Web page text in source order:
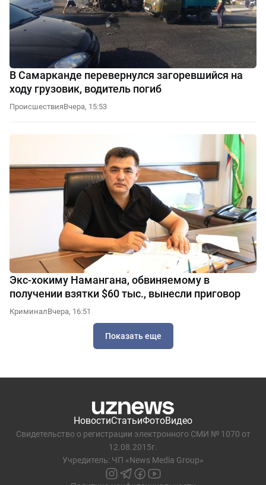
В Самарканде перевернулся загоревшийся на
ходу грузовик, водитель погиб
ПроисшествияВчера, 15:53
Экс-хокиму Намангана, обвиняемому в
получении взятки $60 тыс., вынесли приговор
КриминалВчера, 16:51
Показать еще
НовостиСтатьиФотоВидео
Свидетельство о регистрации электронного СМИ № 1070 от
12.08.2015г.
Учредитель: ЧП «News Media Group»